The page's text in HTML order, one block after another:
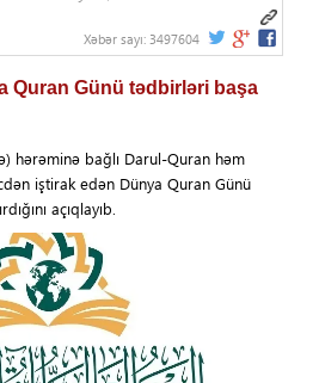
Xəbər sayı: 3497604
Quran Günü tədbirləri başa
hərəminə bağlı Darul-Quran həm
iştirak edən Dünya Quran Günü
açıqlayıb.